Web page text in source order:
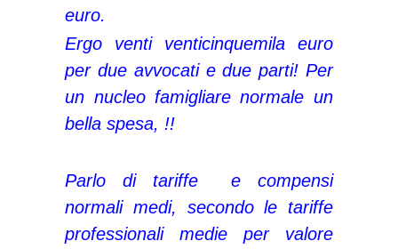
euro.
Ergo venti venticinquemila euro
per due avvocati e due parti! Per
un nucleo famigliare normale un
bella spesa, !!
Parlo di tariffe e compensi
normali medi, secondo le tariffe
professionali medie per valore